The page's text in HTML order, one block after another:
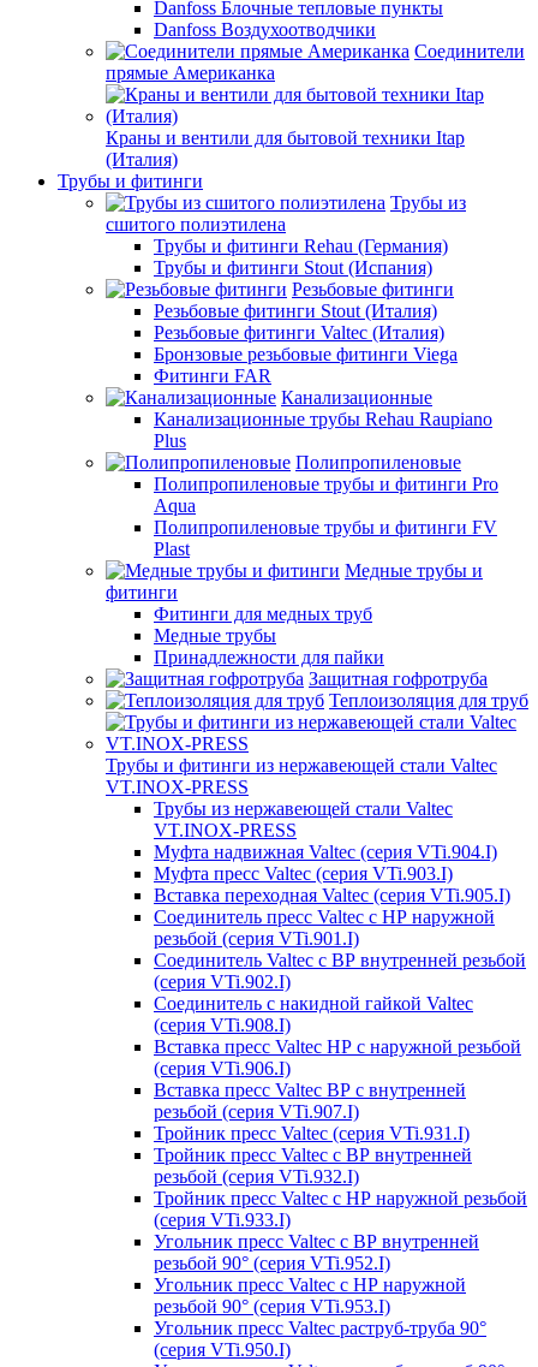
Danfoss Блочные тепловые пункты
Danfoss Воздухоотводчики
Соединители
прямые Американка
Краны и вентили для бытовой техники Itap
(Италия)
Трубы и фитинги
Трубы из
сшитого полиэтилена
Трубы и фитинги Rehau (Германия)
Трубы и фитинги Stout (Испания)
Резьбовые фитинги
Резьбовые фитинги Stout (Италия)
Резьбовые фитинги Valtec (Италия)
Бронзовые резьбовые фитинги Viega
Фитинги FAR
Канализационные
Канализационные трубы Rehau Raupiano
Plus
Полипропиленовые
Полипропиленовые трубы и фитинги Pro
Aqua
Полипропиленовые трубы и фитинги FV
Plast
Медные трубы и
фитинги
Фитинги для медных труб
Медные трубы
Принадлежности для пайки
Защитная гофротруба
Теплоизоляция для труб
Трубы и фитинги из нержавеющей стали Valtec
VT.INOX-PRESS
Трубы из нержавеющей стали Valtec
VT.INOX-PRESS
Муфта надвижная Valtec (серия VTi.904.I)
Муфта пресс Valtec (серия VTi.903.I)
Вставка переходная Valtec (серия VTi.905.I)
Соединитель пресс Valtec с НР наружной
резьбой (серия VTi.901.I)
Соединитель Valtec с ВР внутренней резьбой
(серия VTi.902.I)
Соединитель с накидной гайкой Valtec
(серия VTi.908.I)
Вставка пресс Valtec НР с наружной резьбой
(серия VTi.906.I)
Вставка пресс Valtec ВР с внутренней
резьбой (серия VTi.907.I)
Тройник пресс Valtec (серия VTi.931.I)
Тройник пресс Valtec с ВР внутренней
резьбой (серия VTi.932.I)
Тройник пресс Valtec с НР наружной резьбой
(серия VTi.933.I)
Угольник пресс Valtec с ВР внутренней
резьбой 90° (серия VTi.952.I)
Угольник пресс Valtec с НР наружной
резьбой 90° (серия VTi.953.I)
Угольник пресс Valtec раструб-труба 90°
(серия VTi.950.I)